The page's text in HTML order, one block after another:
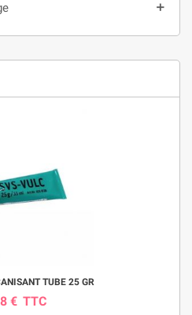
add
TUBE 25 GR
€ TTC